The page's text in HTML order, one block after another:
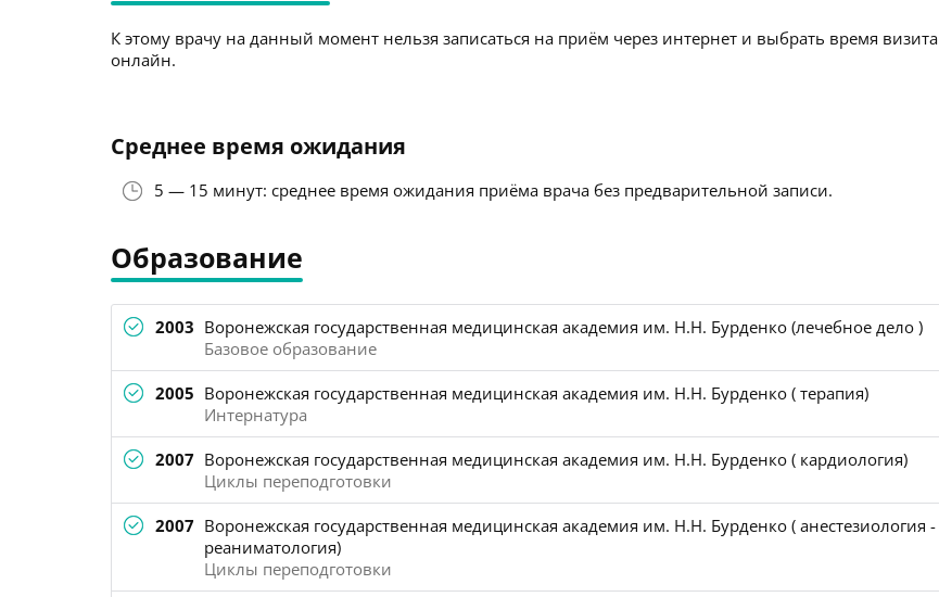
К этому врачу на данный момент нельзя записаться на приём через интернет и выбрать время визита
онлайн.
Среднее время ожидания
5 — 15 минут: среднее время ожидания приёма врача без предварительной записи.
Образование
2003 Воронежская государственная медицинская академия им. Н.Н. Бурденко (лечебное дело )
Базовое образование
2005 Воронежская государственная медицинская академия им. Н.Н. Бурденко ( терапия)
Интернатура
2007 Воронежская государственная медицинская академия им. Н.Н. Бурденко ( кардиология)
Циклы переподготовки
2007 Воронежская государственная медицинская академия им. Н.Н. Бурденко ( анестезиология -
реаниматология)
Циклы переподготовки